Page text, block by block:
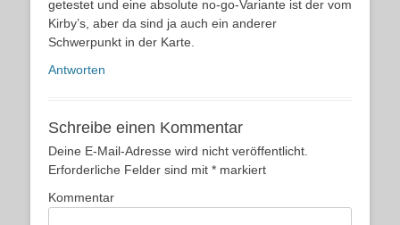
getestet und eine absolute no-go-Variante ist der vom
Kirby’s, aber da sind ja auch ein anderer
Schwerpunkt in der Karte.
Antworten
Schreibe einen Kommentar
Deine E-Mail-Adresse wird nicht veröffentlicht.
Erforderliche Felder sind mit * markiert
Kommentar